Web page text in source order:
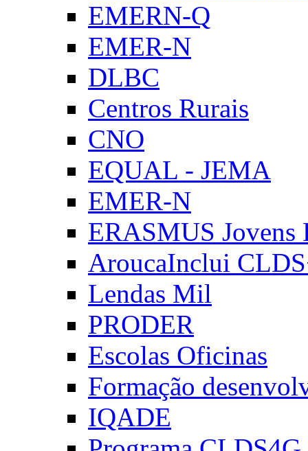
EMERN-Q
EMER-N
DLBC
Centros Rurais
CNO
EQUAL - JEMA
EMER-N
ERASMUS Jovens
AroucaInclui
Lendas Mil
PRODER
Escolas Oficinas
Formação
IQADE